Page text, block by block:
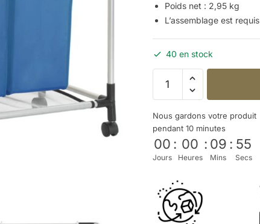
Poids net : 2,95 kg
L’assemblage est requis
40 en stock
Nous gardons votre produit
pendant 10 minutes
00
Jours
: 00
Heures
: 09
Mins
: 54
Secs